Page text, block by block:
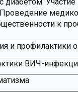
Проведение
к
и профилактики
ВИЧ-